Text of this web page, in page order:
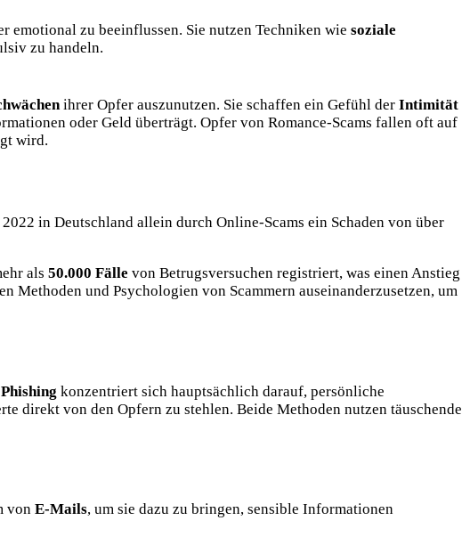
emotional zu beeinflussen. Sie nutzen Techniken wie soziale
zu handeln.
ihrer Opfer auszunutzen. Sie schaffen ein Gefühl der Intimität
oder Geld überträgt. Opfer von Romance-Scams fallen oft auf
wird.
in Deutschland allein durch Online-Scams ein Schaden von über
als 50.000 Fälle von Betrugsversuchen registriert, was einen Anstieg
und Psychologien von Scammern auseinanderzusetzen, um
Phishing konzentriert sich hauptsächlich darauf, persönliche
direkt von den Opfern zu stehlen. Beide Methoden nutzen täuschende
von E-Mails, um sie dazu zu bringen, sensible Informationen